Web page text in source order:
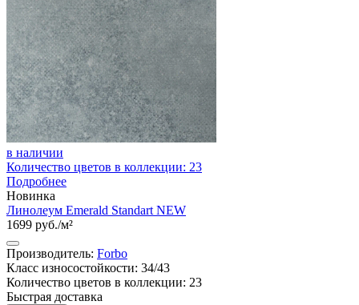
в наличии
Количество цветов в коллекции: 23
Подробнее
Новинка
Линолеум Emerald Standart NEW
1699 руб./м²
Производитель: Forbo
Класс износостойкости: 34/43
Количество цветов в коллекции: 23
Быстрая доставка